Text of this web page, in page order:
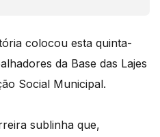
colocou esta quinta-
da Base das Lajes
Social Municipal.
sublinha que,